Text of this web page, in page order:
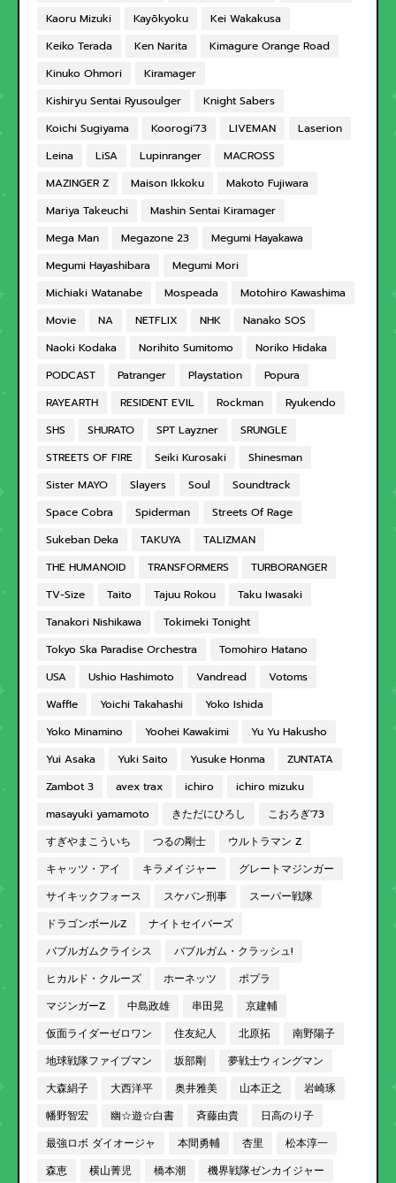
Kaoru Mizuki
Kayōkyoku
Kei Wakakusa
Keiko Terada
Ken Narita
Kimagure Orange Road
Kinuko Ohmori
Kiramager
Kishiryu Sentai Ryusoulger
Knight Sabers
Koichi Sugiyama
Koorogi'73 LIVEMAN
Laserion
Leina
LiSA Lupinranger
MACROSS
MAZINGER Z
Maison Ikkoku
Makoto Fujiwara
Mariya Takeuchi
Mashin Sentai Kiramager
Mega Man
Megazone 23
Megumi Hayakawa
Megumi Hayashibara
Megumi Mori
Michiaki Watanabe
Mospeada
Motohiro Kawashima
Movie
NA NETFLIX NHK
Nanako SOS
Naoki Kodaka
Norihito Sumitomo
Noriko Hidaka
PODCAST
Patranger Playstation
Popura
RAYEARTH
RESIDENT EVIL Rockman
Ryukendo
SHS
SHURATO SPT Layzner
SRUNGLE
STREETS OF FIRE
Seiki Kurosaki
Shinesman
Sister MAYO
Slayers Soul
Soundtrack
Space Cobra
Spiderman
Streets Of Rage
Sukeban Deka
TAKUYA
TALIZMAN
THE HUMANOID
TRANSFORMERS
TURBORANGER
TV-Size
Taito Tajuu Rokou
Taku Iwasaki
Tanakori Nishikawa
Tokimeki Tonight
Tokyo Ska Paradise Orchestra
Tomohiro Hatano
USA
Ushio Hashimoto Vandread
Votoms
Waffle
Yoichi Takahashi
Yoko Ishida
Yoko Minamino
Yoohei Kawakimi
Yu Yu Hakusho
Yui Asaka
Yuki Saito Yusuke Honma
ZUNTATA
Zambot 3
avex trax ichiro
ichiro mizuku
masayuki yamamoto
きただにひろし
こおろぎ'73
すぎやまこういち
つるの剛士
ウルトラマン Z
キャッツ・アイ
キラメイジャー
グレートマジンガー
サイキックフォース
スケバン刑事
スーパー戦隊
ドラゴンボールZ
ナイトセイバーズ
バブルガムクライシス
バブルガム・クラッシュ!
ヒカルド・クルーズ
ホーネッツ
ポプラ
マジンガーZ
中島政雄 串田晃
京建輔
仮面ライダーゼロワン
住友紀人 北原拓
南野陽子
地球戦隊ファイブマン
坂部剛
夢戦士ウィングマン
大森絹子
大西洋平 奥井雅美 山本正之
岩崎琢
幡野智宏
幽☆遊☆白書 斉藤由貴
日高のり子
最強ロボ ダイオージャ
本間勇輔 杏里
松本淳一
森恵
横山菁児 橋本潮
機界戦隊ゼンカイジャー